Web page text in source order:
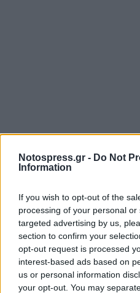
Notospress.gr - Do Not
Information
If you wish to opt-out of the
processing of your personal
targeted advertising by us,
section to confirm your
opt-out request is processed
interest-based ads based on
us or personal information
your opt-out. You may